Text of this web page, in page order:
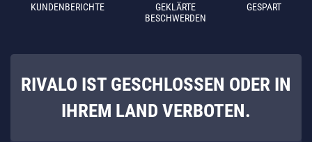
KUNDENBERICHTE
GEKLÄRTE
BESCHWERDEN
GESPART
RIVALO IST GESCHLOSSEN ODER IN
IHREM LAND VERBOTEN.